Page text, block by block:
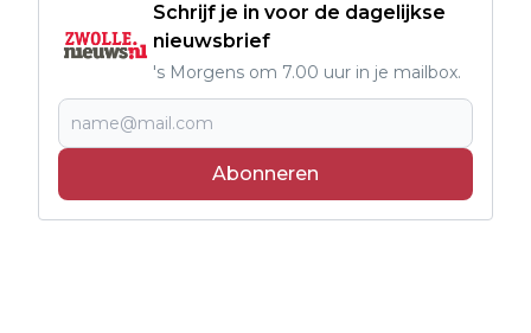
Schrijf je in voor de dagelijkse
nieuwsbrief
's Morgens om 7.00 uur in je mailbox.
Abonneren